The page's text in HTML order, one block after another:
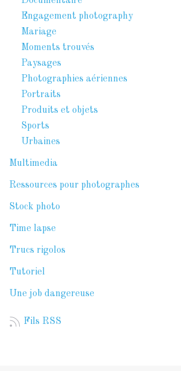
Engagement photography
Mariage
Moments trouvés
Paysages
Photographies aériennes
Portraits
Produits et objets
Sports
Urbaines
Multimedia
Ressources pour photographes
Stock photo
Time lapse
Trucs rigolos
Tutoriel
Une job dangereuse
Fils RSS